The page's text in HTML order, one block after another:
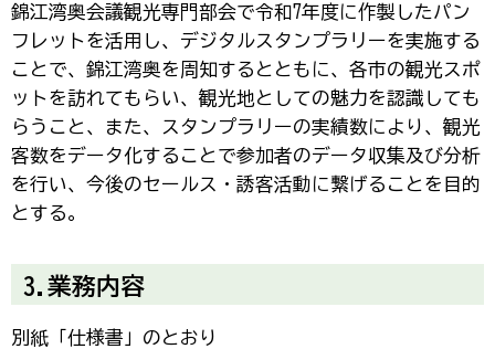
錦江湾奥会議観光専門部会で令和7年度に作製したパン
フレットを活用し、デジタルスタンプラリーを実施する
ことで、錦江湾奥を周知するとともに、各市の観光スポ
ットを訪れてもらい、観光地としての魅力を認識しても
らうこと、また、スタンプラリーの実績数により、観光
客数をデータ化することで参加者のデータ収集及び分析
を行い、今後のセールス・誘客活動に繋げることを目的
とする。
3.業務内容
別紙「仕様書」のとおり